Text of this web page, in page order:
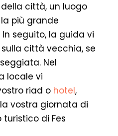
città, un luogo
più grande
seguito, la guida vi
città vecchia, se
Nel
locale vi
riad o hotel,
vostra giornata di
turistico di Fes